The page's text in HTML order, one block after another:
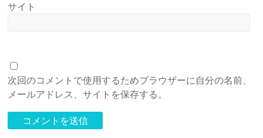
サイト
次回のコメントで使用するためブラウザーに自分の名前、
メールアドレス、サイトを保存する。